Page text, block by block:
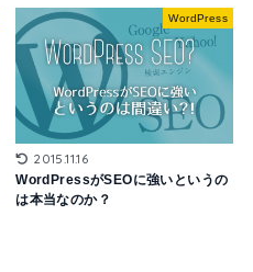
WordPress
2015.11.16
WordPressがSEOに強いというの
は本当なのか？